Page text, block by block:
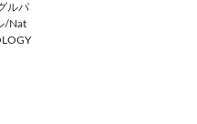
ルパ
/Nat